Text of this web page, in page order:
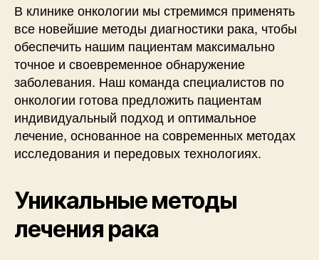
В клинике онкологии мы стремимся применять
все новейшие методы диагностики рака, чтобы
обеспечить нашим пациентам максимально
точное и своевременное обнаружение
заболевания. Наш команда специалистов по
онкологии готова предложить пациентам
индивидуальный подход и оптимальное
лечение, основанное на современных методах
исследования и передовых технологиях.
Уникальные методы
лечения рака